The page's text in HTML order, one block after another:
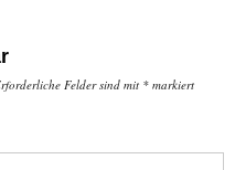
Felder sind mit * markiert